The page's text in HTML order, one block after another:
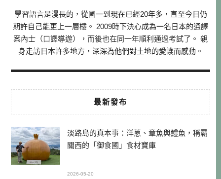
學習語言是漫長的，從國一到現在已經20年多，直至今日仍
期許自己能更上一層樓。 2009時下決心成為一名日本的通譯
案內士（口譯導遊），而後也在同一年順利通過考試了。 親
身走訪日本許多地方，深深為他們對土地的愛護而感動。
最新發布
淡路島的真本事：洋蔥、章魚與鱧魚，稱霸
關西的「御食國」食材寶庫
2026-05-20